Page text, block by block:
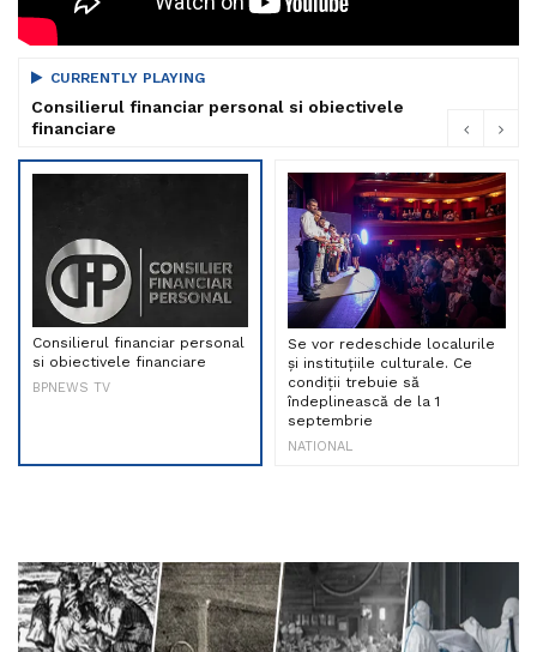
CURRENTLY PLAYING
Consilierul financiar personal si obiectivele
financiare
Consilierul financiar personal
si obiectivele financiare
BPNEWS TV
Se vor redeschide localurile
și instituțiile culturale. Ce
condiții trebuie să
îndeplinească de la 1
septembrie
NATIONAL